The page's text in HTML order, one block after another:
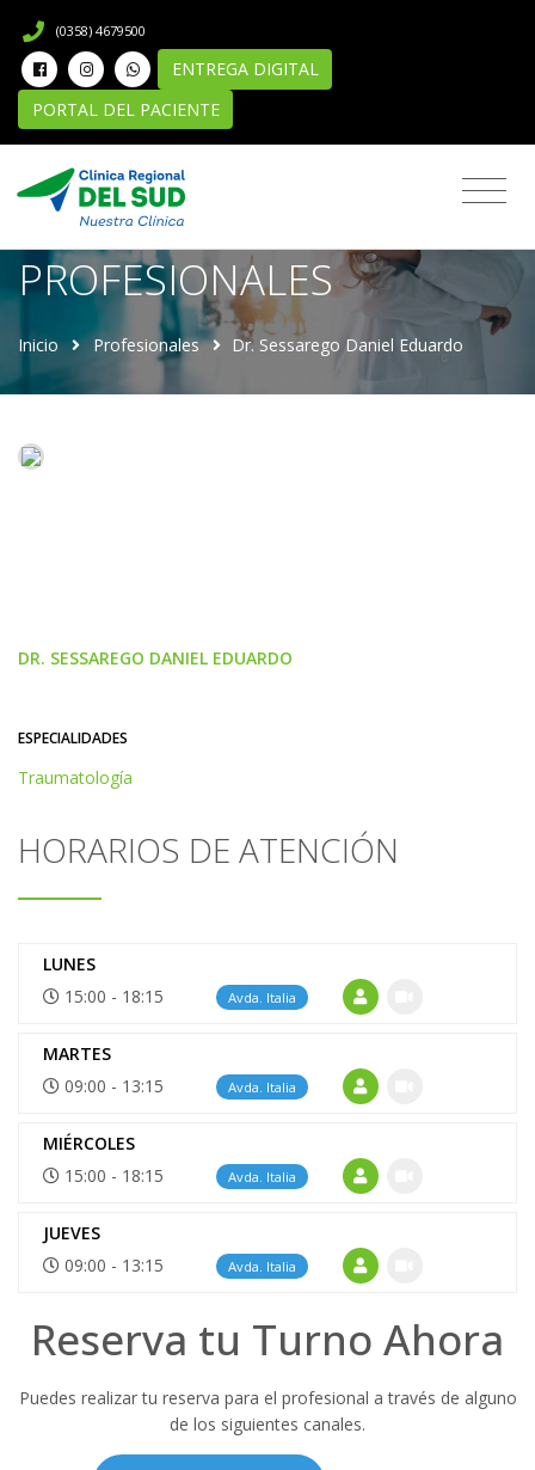
(0358) 4679500
ENTREGA DIGITAL
PORTAL DEL PACIENTE
Directorio de
PROFESIONALES
Inicio Profesionales Dr. Sessarego Daniel Eduardo
DR. SESSAREGO DANIEL EDUARDO
ESPECIALIDADES
Traumatología
HORARIOS DE ATENCIÓN
LUNES
15:00 - 18:15
Avda. Italia
MARTES
09:00 - 13:15
Avda. Italia
MIÉRCOLES
15:00 - 18:15
Avda. Italia
JUEVES
09:00 - 13:15
Avda. Italia
Reserva tu Turno Ahora
Puedes realizar tu reserva para el profesional a través de alguno
de los siguientes canales.